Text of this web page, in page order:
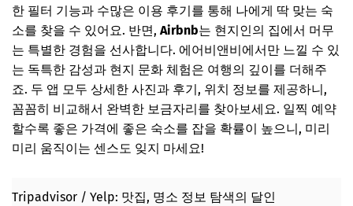
한 필터 기능과 수많은 이용 후기를 통해 나에게 딱 맞는 숙
소를 찾을 수 있어요. 반면, Airbnb는 현지인의 집에서 머무
는 특별한 경험을 선사합니다. 에어비앤비에서만 느낄 수 있
는 독특한 감성과 현지 문화 체험은 여행의 깊이를 더해주
죠. 두 앱 모두 상세한 사진과 후기, 위치 정보를 제공하니,
꼼꼼히 비교해서 완벽한 보금자리를 찾아보세요. 일찍 예약
할수록 좋은 가격에 좋은 숙소를 잡을 확률이 높으니, 미리
미리 움직이는 센스도 잊지 마세요!
Tripadvisor / Yelp: 맛집, 명소 정보 탐색의 달인